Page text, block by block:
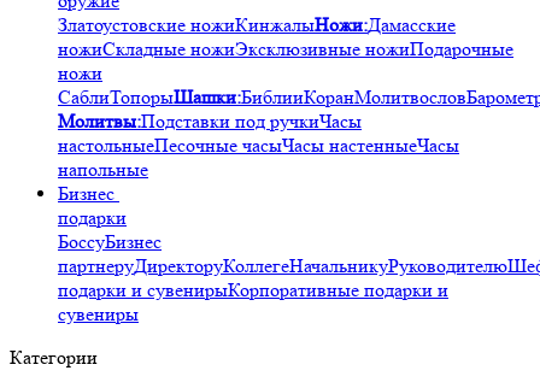
Златоустовские ножиКинжалыНожи:Дамасские
ножиСкладные ножиЭксклюзивные ножиПодарочные
ножи
СаблиТопорыШашки:БиблииКоранМолитвослов
Молитвы:Подставки под ручкиЧасы
настольныеПесочные часыЧасы настенныеЧасы
напольные
Бизнес
подарки
БоссуБизнес
партнеруДиректоруКоллегеНачальникуРуководителю
подарки и сувенирыКорпоративные подарки и
сувениры
Категории